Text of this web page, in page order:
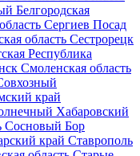
Белгородская
Сергиев Посад
область Сестрорецк
Республика
Смоленская область
край
Хабаровский
Сосновый Бор
край Ставрополь